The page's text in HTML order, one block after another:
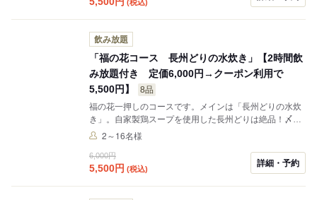
のお集まりにもピッタリなこのプランで久しぶりのお集
(税込)
飲み放題
「福の花コース 長州どりの水炊き」【2時間飲
み放題付き 定価6,000円→クーポン利用で
5,500円】
8品
福の花一押しのコースです。メインは「長州どりの水炊
き」。自家製鶏スープを使用した長州どりは絶品！〆の
ラーメンで最後まで美味しくお召し上がりいただけます♪
題込みの大満足プランです。少人数のお集まりにもピッ
タリなこのプランで久しぶりのお集まりを楽しくお過ご
2～16名様
6,000円
5,500円 (税込)
詳細・予約